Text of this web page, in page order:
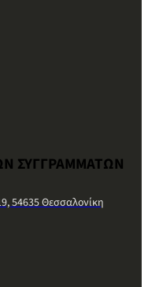
ΣΥΓΓΡΑΜΜΑΤΩΝ
54635 Θεσσαλονίκη